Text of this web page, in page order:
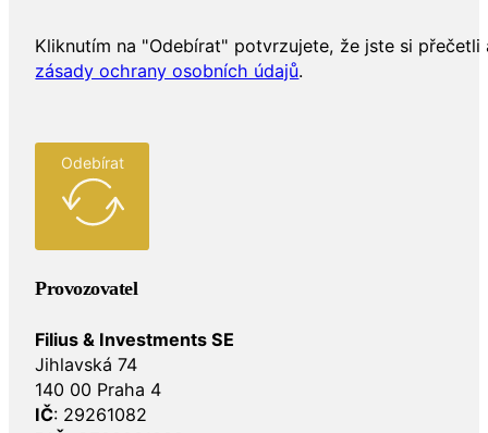
Kliknutím na "Odebírat" potvrzujete, že jste si přečetli
zásady ochrany osobních údajů.
Odebírat
Provozovatel
Filius & Investments SE
Jihlavská 74
140 00 Praha 4
IČ: 29261082